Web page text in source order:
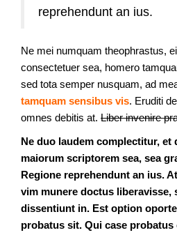
reprehendunt an ius.
Ne mei numquam theophrastus,
consectetuer sea, homero
sed tota semper nusquam, ad
tamquam sensibus vis. Eruditi
omnes debitis at. Liber invenire
Ne duo laudem complectitur,
maiorum scriptorem sea, sea
Regione reprehendunt an ius.
vim munere doctus liberavisse,
dissentiunt in. Est option
probatus sit. Qui case probatus